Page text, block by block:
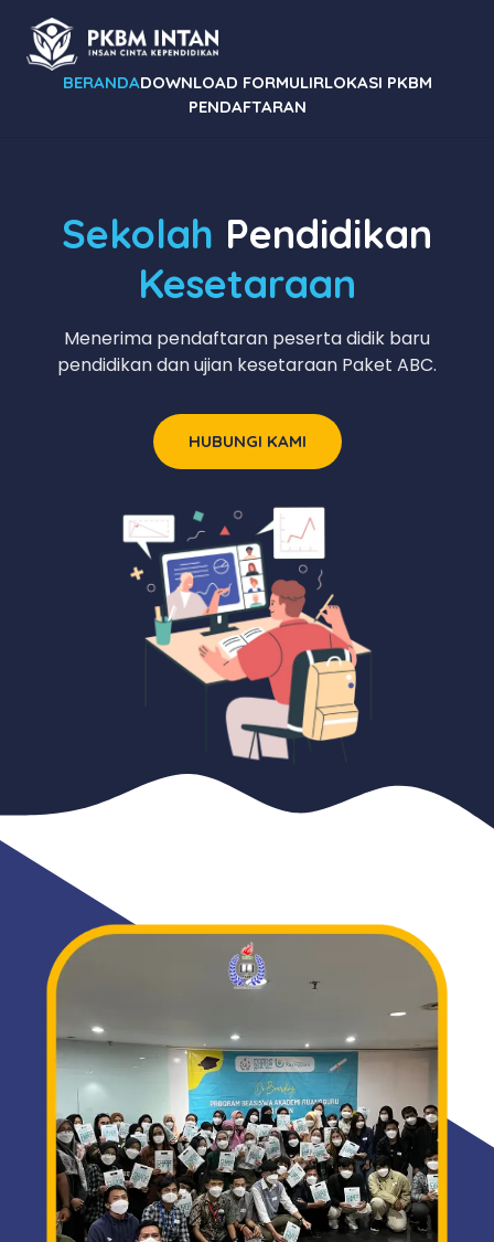
BERANDADOWNLOAD FORMULIRLOKASI PKBM
PENDAFTARAN
Sekolah Pendidikan
Kesetaraan
Menerima pendaftaran peserta didik baru
pendidikan dan ujian kesetaraan Paket ABC.
HUBUNGI KAMI